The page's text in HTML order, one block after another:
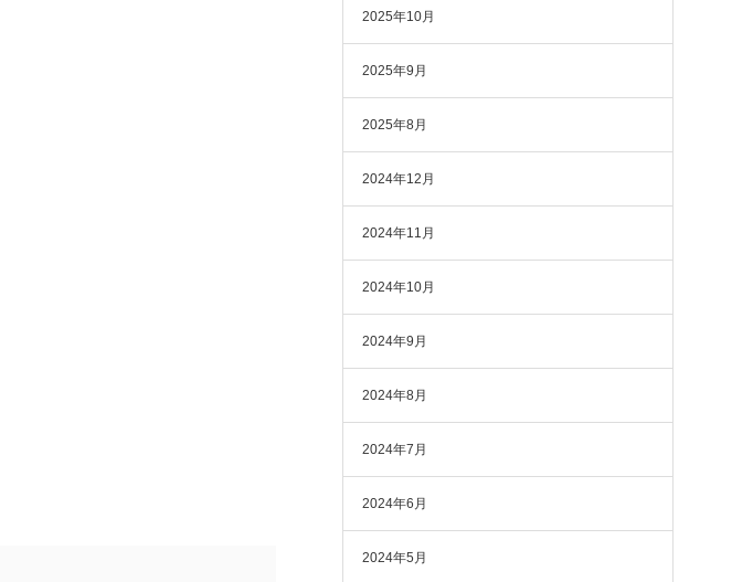
2025年10月
2025年9月
2025年8月
2024年12月
2024年11月
2024年10月
2024年9月
2024年8月
2024年7月
2024年6月
2024年5月